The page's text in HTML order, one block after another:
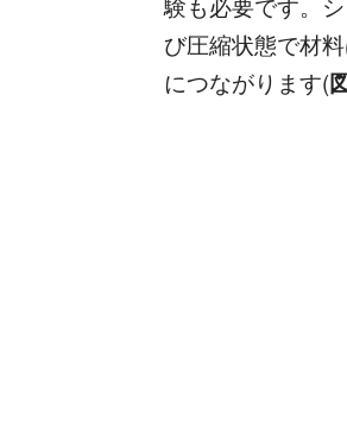
験も必要です。
び圧縮状態で材
につながります(